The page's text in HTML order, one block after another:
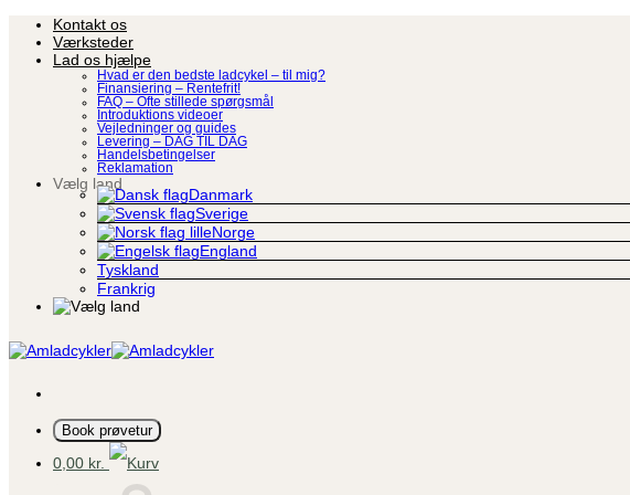
Fortsæt
indhold
Kontakt os
Værksteder
Lad os hjælpe
Hvad er den bedste ladcykel – til mig?
Finansiering – Rentefrit!
FAQ – Ofte stillede spørgsmål
Introduktions videoer
Vejledninger og guides
Levering – DAG TIL DAG
Handelsbetingelser
Reklamation
Vælg land
Danmark
Sverige
Norge
England
Tyskland
Frankrig
Book prøvetur
0,00 kr.